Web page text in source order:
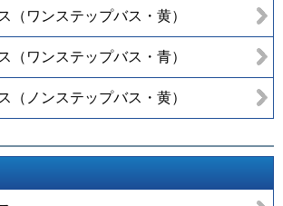
（ワンステップバス・黄）
（ワンステップバス・青）
（ノンステップバス・黄）